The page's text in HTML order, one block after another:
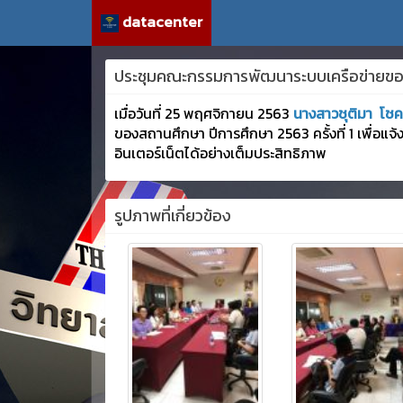
datacenter
ประชุมคณะกรรมการพัฒนาระบบเครือข่าย
เมื่อวันที่ 25 พฤศจิกายน 2563 นางสาวชุติมา โ
ของสถานศึกษา ปีการศึกษา 2563 ครั้งที่ 1 เพื่อแ
อินเตอร์เน็ตได้อย่างเต็มประสิทธิภาพ
รูปภาพที่เกี่ยวข้อง